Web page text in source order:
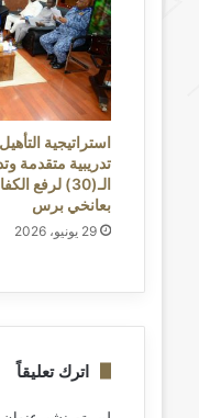
استراتيجية
تدريبية متقدمة
الـ(30) لرفع
بعانخي برس
29 يونيو، 2026
اترك تعليقاً